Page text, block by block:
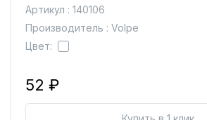
Артикул : 140106
Производитель : Volpe
Цвет:
52 ₽